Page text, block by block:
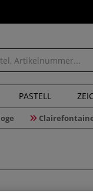
PASTELL